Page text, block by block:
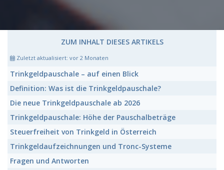
ZUM INHALT DIESES ARTIKELS
Zuletzt aktualisiert: vor 2 Monaten
Trinkgeldpauschale – auf einen Blick
Definition: Was ist die Trinkgeldpauschale?
Die neue Trinkgeldpauschale ab 2026
Trinkgeldpauschale: Höhe der Pauschalbeträge
Steuerfreiheit von Trinkgeld in Österreich
Trinkgeldaufzeichnungen und Tronc-Systeme
Fragen und Antworten